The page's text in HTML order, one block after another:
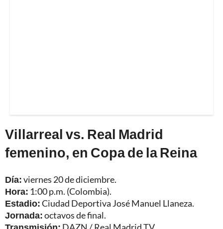
Villarreal vs. Real Madrid
femenino, en Copa de la Reina
Día:viernes 20 de diciembre.
Hora: 1:00 p.m. (Colombia).
Estadio:Ciudad Deportiva José Manuel Llaneza.
Jornada:octavos de final.